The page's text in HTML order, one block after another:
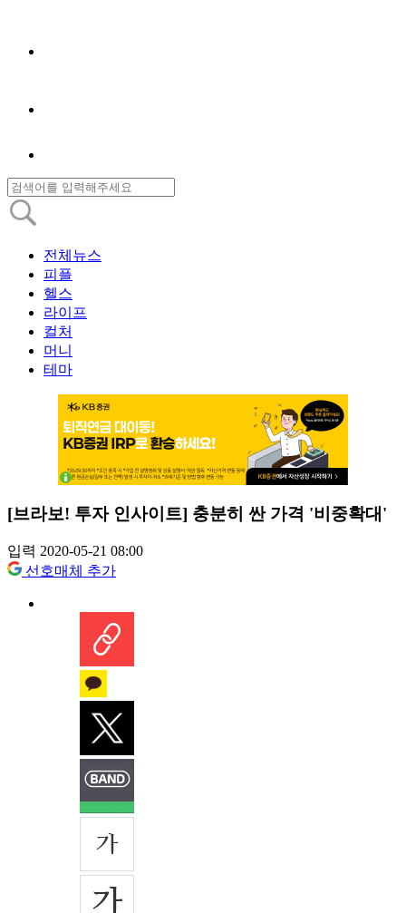
전체뉴스
피플
헬스
라이프
컬처
머니
테마
[브라보! 투자 인사이트] 충분히 싼 가격 '비중확대'
입력 2020-05-21 08:00
선호매체 추가